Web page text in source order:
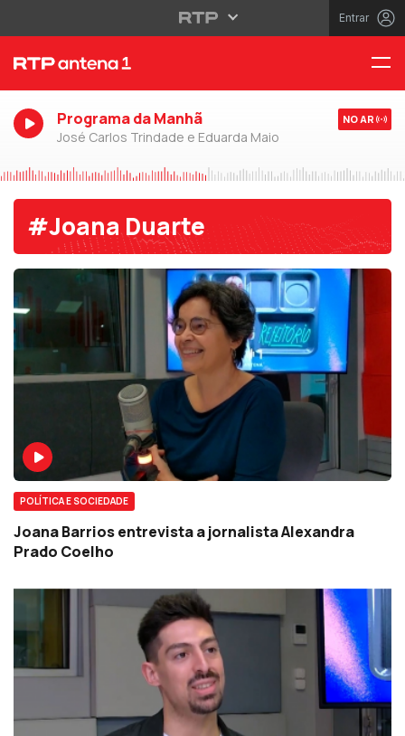
Entrar
Programa da Manhã
José Carlos Trindade e Eduarda Maio
NO AR
#Joana Duarte
POLÍTICA E SOCIEDADE
Joana Barrios entrevista a jornalista Alexandra
Prado Coelho